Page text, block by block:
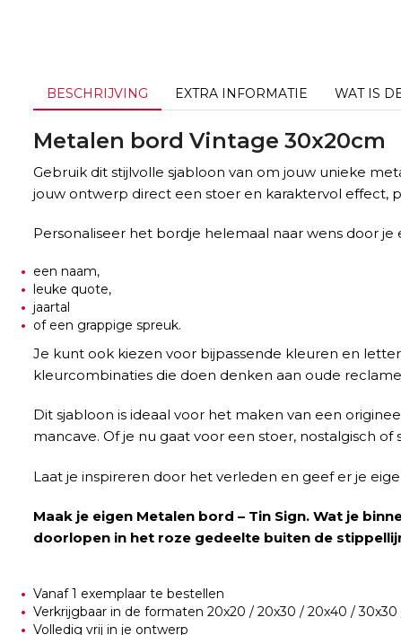
BESCHRIJVING EXTRA INFORMATIE WAT IS
Metalen bord Vintage 30x20cm
Gebruik dit stijlvolle sjabloon van om jouw unieke
jouw ontwerp direct een stoer en karaktervol effect,
Personaliseer het bordje helemaal naar wens door je
een naam,
leuke quote,
jaartal
of een grappige spreuk.
Je kunt ook kiezen voor bijpassende kleuren en
kleurcombinaties die doen denken aan oude
Dit sjabloon is ideaal voor het maken van een
mancave. Of je nu gaat voor een stoer, nostalgisch
Laat je inspireren door het verleden en geef er je
Maak je eigen Metalen bord – Tin Sign. Wat je
doorlopen in het roze gedeelte buiten de
Vanaf 1 exemplaar te bestellen
Verkrijgbaar in de formaten 20x20 / 20x30 / 20x40 / 30x30
Volledig vrij in je ontwerp